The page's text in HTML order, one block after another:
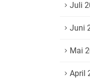
Juli
Juni
Mai
April